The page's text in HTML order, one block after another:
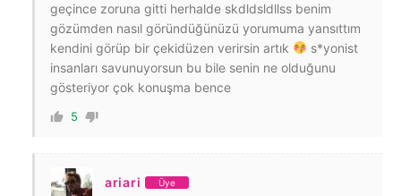
geçince zoruna gitti herhalde skdldsldllss benim
gözümden nasıl göründüğünüzü yorumuma yansıttım
kendini görüp bir çekidüzen verirsin artık
s*yonist
insanları savunuyorsun bu bile senin ne olduğunu
gösteriyor çok konuşma bence
5
ariari Üye